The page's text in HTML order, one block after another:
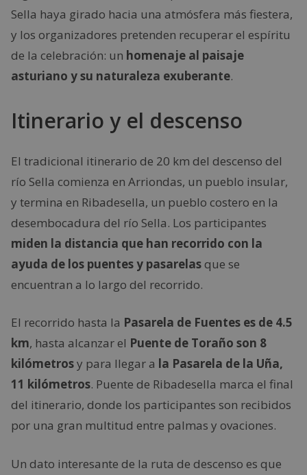
Sella haya girado hacia una atmósfera más fiestera,
y los organizadores pretenden recuperar el espíritu
de la celebración: un homenaje al paisaje
asturiano y su naturaleza exuberante.
Itinerario y el descenso
El tradicional itinerario de 20 km del descenso del
río Sella comienza en Arriondas, un pueblo insular,
y termina en Ribadesella, un pueblo costero en la
desembocadura del río Sella. Los participantes
miden la distancia que han recorrido con la
ayuda de los puentes y pasarelasque se
encuentran a lo largo del recorrido.
El recorrido hasta la Pasarela de Fuentes es de 4.5
km, hasta alcanzar el Puente de Toraño son 8
kilómetrosy para llegar a la Pasarela de la Uña,
11 kilómetros. Puente de Ribadesella marca el final
del itinerario, donde los participantes son recibidos
por una gran multitud entre palmas y ovaciones.
Un dato interesante de la ruta de descenso es que